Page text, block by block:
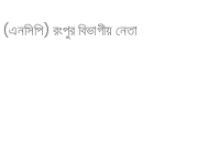
রংপুর বিভাগীয় নেতা